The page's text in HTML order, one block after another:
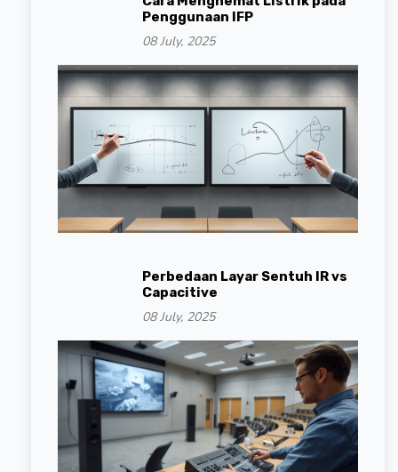
Penggunaan IFP
08 July, 2025
Perbedaan Layar Sentuh IR vs
Capacitive
08 July, 2025